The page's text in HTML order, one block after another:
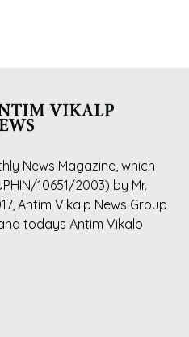
News Magazine, which
10651/2003) by Mr.
Antim Vikalp News Group
todays Antim Vikalp